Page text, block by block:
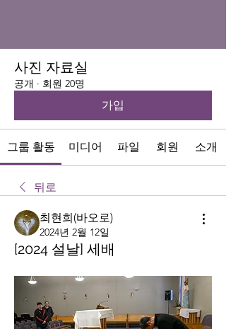
사진 자료실
공개 · 회원 20명
가입
그룹 활동 미디어 파일 회원 소개
뒤로
최현희(바오로)
2024년 2월 12일
[2024 설날] 세배